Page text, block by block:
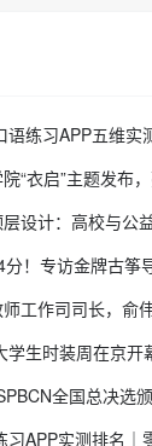
五维实测排行：内容足、
启”主题发布，亮相
高校与公益组织携手点亮
金牌古筝导师刁好：用匠心
工作司司长，俞伟
学生时装周在京开
全国总决选
测排名｜零基础&长期